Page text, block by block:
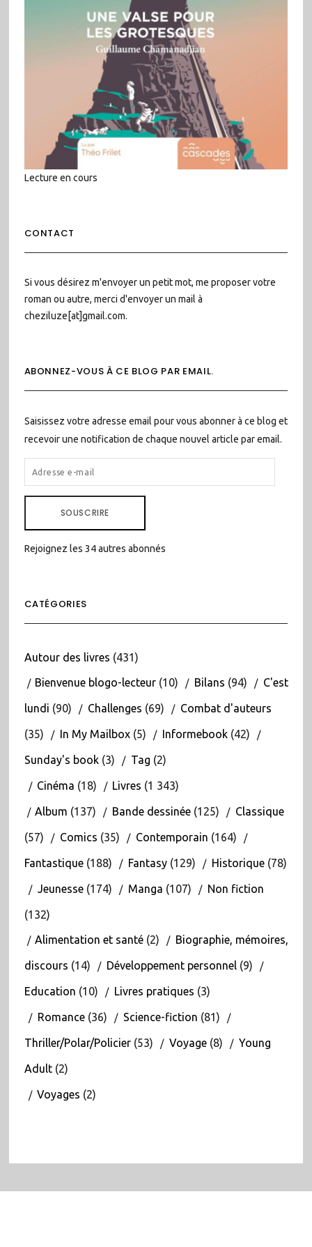
Lecture en cours
CONTACT
Si vous désirez m'envoyer un petit mot, me proposer votre
roman ou autre, merci d'envoyer un mail à
cheziluze[at]gmail.com.
ABONNEZ-VOUS À CE BLOG PAR EMAIL.
Saisissez votre adresse email pour vous abonner à ce blog et
recevoir une notification de chaque nouvel article par email.
ADRESSE
E-
SOUSCRIRE
Rejoignez les 34 autres abonnés
CATÉGORIES
Autour des livres (431)
Bienvenue blogo-lecteur(10) Bilans (94) C'est
lundi (90) Challenges (69) Combat d'auteurs
(35) In My Mailbox(5) Informebook(42)
Sunday's book(3) Tag (2)
Cinéma (18) Livres (1 343)
Album (137) Bande dessinée(125) Classique
(57) Comics (35) Contemporain (164)
Fantastique(188) Fantasy(129) Historique(78)
Jeunesse(174) Manga (107) Non fiction
(132)
Alimentation et santé(2) Biographie, mémoires,
discours (14) Développement personnel(9)
Education (10) Livres pratiques (3)
Romance(36) Science-fiction (81)
Thriller/Polar/Policier(53) Voyage(8) Young
Adult(2)
Voyages (2)